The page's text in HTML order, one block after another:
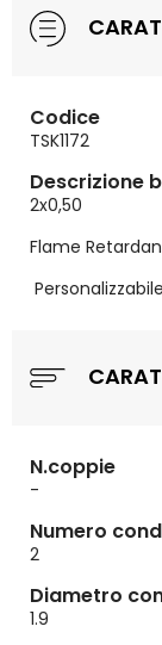
Codice
TSK1172
Descrizione
2x0,50
Flame
N.coppie
-
Numero
2
Diametro
1.9